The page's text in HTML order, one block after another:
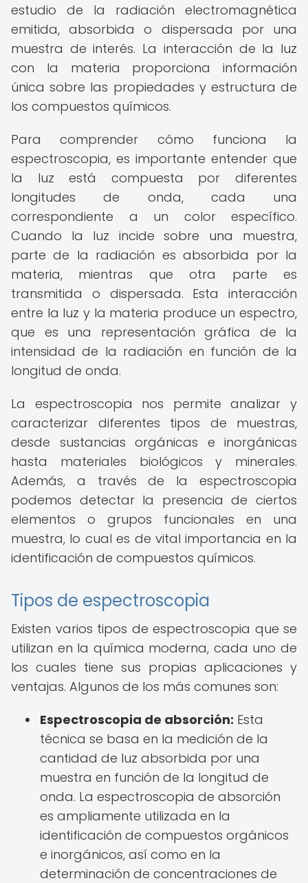
estudio de la radiación electromagnética
emitida, absorbida o dispersada por una
muestra de interés. La interacción de la luz
con la materia proporciona información
única sobre las propiedades y estructura de
los compuestos químicos.
Para comprender cómo funciona la
espectroscopia, es importante entender que
la luz está compuesta por diferentes
longitudes de onda, cada una
correspondiente a un color específico.
Cuando la luz incide sobre una muestra,
parte de la radiación es absorbida por la
materia, mientras que otra parte es
transmitida o dispersada. Esta interacción
entre la luz y la materia produce un espectro,
que es una representación gráfica de la
intensidad de la radiación en función de la
longitud de onda.
La espectroscopia nos permite analizar y
caracterizar diferentes tipos de muestras,
desde sustancias orgánicas e inorgánicas
hasta materiales biológicos y minerales.
Además, a través de la espectroscopia
podemos detectar la presencia de ciertos
elementos o grupos funcionales en una
muestra, lo cual es de vital importancia en la
identificación de compuestos químicos.
Tipos de espectroscopia
Existen varios tipos de espectroscopia que se
utilizan en la química moderna, cada uno de
los cuales tiene sus propias aplicaciones y
ventajas. Algunos de los más comunes son:
Espectroscopia de absorción: Esta
técnica se basa en la medición de la
cantidad de luz absorbida por una
muestra en función de la longitud de
onda. La espectroscopia de absorción
es ampliamente utilizada en la
identificación de compuestos orgánicos
e inorgánicos, así como en la
determinación de concentraciones de